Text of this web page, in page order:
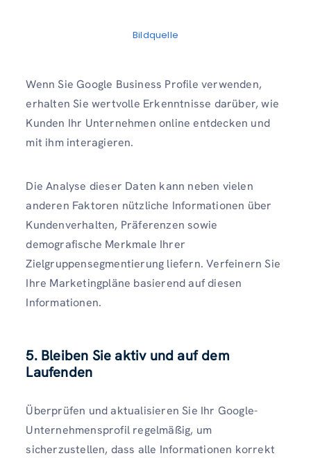
Bildquelle
Wenn Sie Google Business Profile verwenden,
erhalten Sie wertvolle Erkenntnisse darüber, wie
Kunden Ihr Unternehmen online entdecken und
mit ihm interagieren.
Die Analyse dieser Daten kann neben vielen
anderen Faktoren nützliche Informationen über
Kundenverhalten, Präferenzen sowie
demografische Merkmale Ihrer
Zielgruppensegmentierung liefern. Verfeinern Sie
Ihre Marketingpläne basierend auf diesen
Informationen.
5. Bleiben Sie aktiv und auf dem
Laufenden
Überprüfen und aktualisieren Sie Ihr Google-
Unternehmensprofil regelmäßig, um
sicherzustellen, dass alle Informationen korrekt